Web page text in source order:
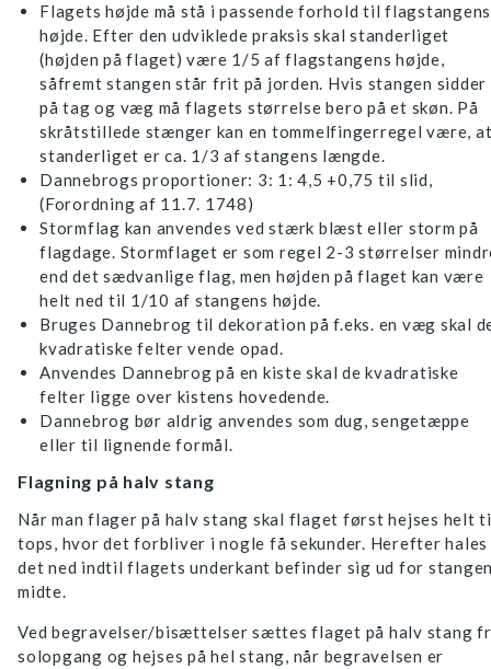
Flagets højde må stå i passende forhold til flagstangens
højde. Efter den udviklede praksis skal standerliget
(højden på flaget) være 1/5 af flagstangens højde,
såfremt stangen står frit på jorden. Hvis stangen sidder
på tag og væg må flagets størrelse bero på et skøn. På
skråtstillede stænger kan en tommelfingerregel være,
standerliget er ca. 1/3 af stangens længde.
Dannebrogs proportioner: 3: 1: 4,5 +0,75 til slid,
(Forordning af 11.7. 1748)
Stormflag kan anvendes ved stærk blæst eller storm på
flagdage. Stormflaget er som regel 2-3 størrelser
end det sædvanlige flag, men højden på flaget kan være
helt ned til 1/10 af stangens højde.
Bruges Dannebrog til dekoration på f.eks. en væg skal
kvadratiske felter vende opad.
Anvendes Dannebrog på en kiste skal de kvadratiske
felter ligge over kistens hovedende.
Dannebrog bør aldrig anvendes som dug, sengetæppe
eller til lignende formål.
Flagning på halv stang
Når man flager på halv stang skal flaget først hejses helt
tops, hvor det forbliver i nogle få sekunder. Herefter hales
det ned indtil flagets underkant befinder sig ud for
midte.
Ved begravelser/bisættelser sættes flaget på halv stang
solopgang og hejses på hel stang, når begravelsen er